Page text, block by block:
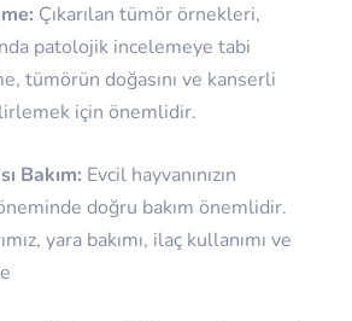
Çıkarılan tümör örnekleri,
patolojik incelemeye tabi
tümörün doğasını ve kanserli
için önemlidir.
Bakım: Evcil hayvanınızın
doğru bakım önemlidir.
yara bakımı, ilaç kullanımı ve